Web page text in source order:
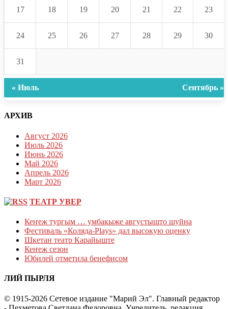
17 18 19 20 21 22 23
24 25 26 27 28 29 30
31
« Июль Сентябрь »
АРХИВ
Август 2026
Июль 2026
Июнь 2026
Май 2026
Апрель 2026
Март 2026
ТЕАТР УВЕР
Кеҥеж тургым … умбакыже августышто шуйна
Фестиваль «Коляда-Plays» дал высокую оценку
Шкетан театр Карайыште
Кеҥеж сезон
Юбилей отметила бенефисом
ЛИЙ ПЫРЛЯ
© 1915-2026 Сетевое издание "Марий Эл". Главный редактор